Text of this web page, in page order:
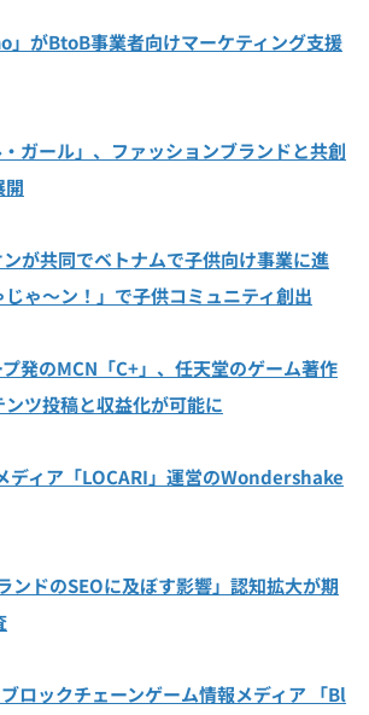
」がBtoB事業者向けマーケティング支援
ガール」、ファッションブランドと共創
開
が共同でベトナムで子供向け事業に進
ゃ～ン！」で子供コミュニティ創出
発のMCN「C+」、任天堂のゲーム著作
ツ投稿と収益化が可能に
ディア「LOCARI」運営のWondershake
ンドのSEOに及ぼす影響」認知拡大が期
ロックチェーンゲーム情報メディア 「Bl